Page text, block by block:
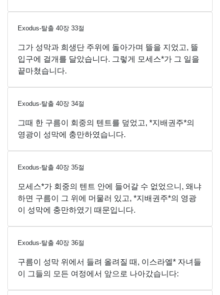
Exodus-탈출 40장 33절
그가 성막과 희생단 주위에 돌아가며 뜰을 지었고, 뜰
입구에 걸개를 달았습니다. 그렇게 모세스*가 그 일을
끝마쳤습니다.
Exodus-탈출 40장 34절
그때 한 구름이 회중의 텐트를 덮었고, *지배권주*의
영광이 성막에 충만하였습니다.
Exodus-탈출 40장 35절
모세스*가 회중의 텐트 안에 들어갈 수 없었으니, 왜냐
하면 구름이 그 위에 머물러 있고, *지배권주*의 영광
이 성막에 충만하였기 때문입니다.
Exodus-탈출 40장 36절
구름이 성막 위에서 들려 올려질 때, 이스라엘* 자녀들
이 그들의 모든 여정에서 앞으로 나아갔습니다: